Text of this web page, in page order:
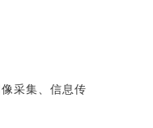
采集、信息传